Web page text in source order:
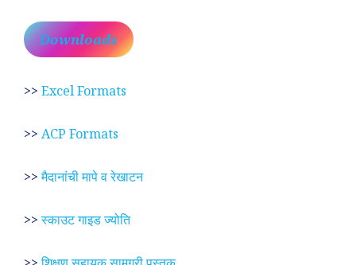
Downloads
>> Excel Formats
>> ACP Formats
>>मैदानांची मापे व रेखाटन
>>स्काउट गाइड ज्योति